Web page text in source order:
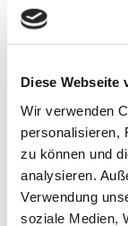
Diese Webseite
Wir verwenden
personalisieren,
zu können und
analysieren.
Verwendung
soziale Medien,
Wickelraum
Barrierefreier
kostenfrei,
Visa